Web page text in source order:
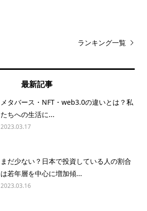
ランキング一覧
最新記事
メタバース・NFT・web3.0の違いとは？私
たちへの生活に...
2023.03.17
まだ少ない？日本で投資している人の割合
は若年層を中心に増加傾...
2023.03.16